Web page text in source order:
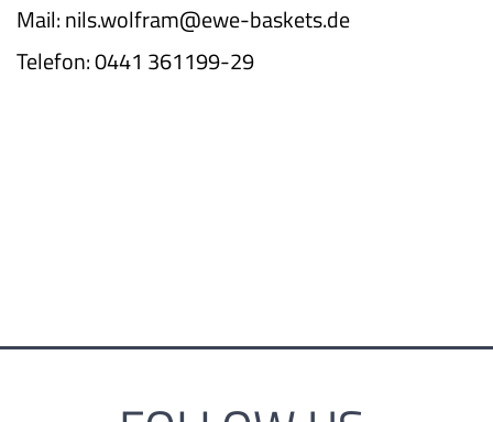
Mail:nils.wolfram@ewe-baskets.de
Telefon: 0441 361199-29